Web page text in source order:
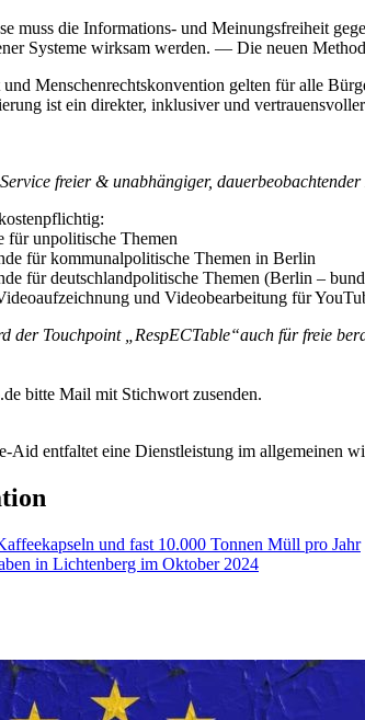
muss die Informations- und Meinungsfreiheit
Systeme wirksam werden. — Die neuen
Menschenrechtskonvention gelten für alle
ist ein direkter, inklusiver und
freier & unabhängiger,
für unpolitische Themen
für kommunalpolitische Themen in Berlin
für deutschlandpolitische Themen (Berlin –
und Videobearbeitung für
der Touchpoint „RespECTable“auch für freie
bitte Mail mit Stichwort zusenden.
Aid entfaltet eine Dienstleistung im allgemeinen
und fast 10.000 Tonnen Müll pro Jahr
in Lichtenberg im Oktober 2024